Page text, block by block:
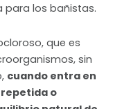
para los bañistas.
que es
sin
cuando entra en
o